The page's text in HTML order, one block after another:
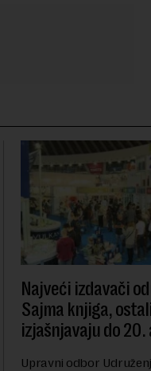
Najveći izdavači
Sajma knjiga,
izjašnjavaju do
Upravni odbor